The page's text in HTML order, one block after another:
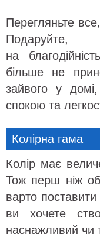
Перегляньте
Подаруйте,
на
більше не
зайвого у
спокою та
Колірна гама
Колір має
Тож перш ніж
варто поставити
ви хочете
наснажливий чи